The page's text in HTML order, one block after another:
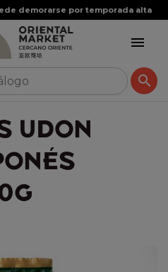
demorarse por temporada alta


UDON